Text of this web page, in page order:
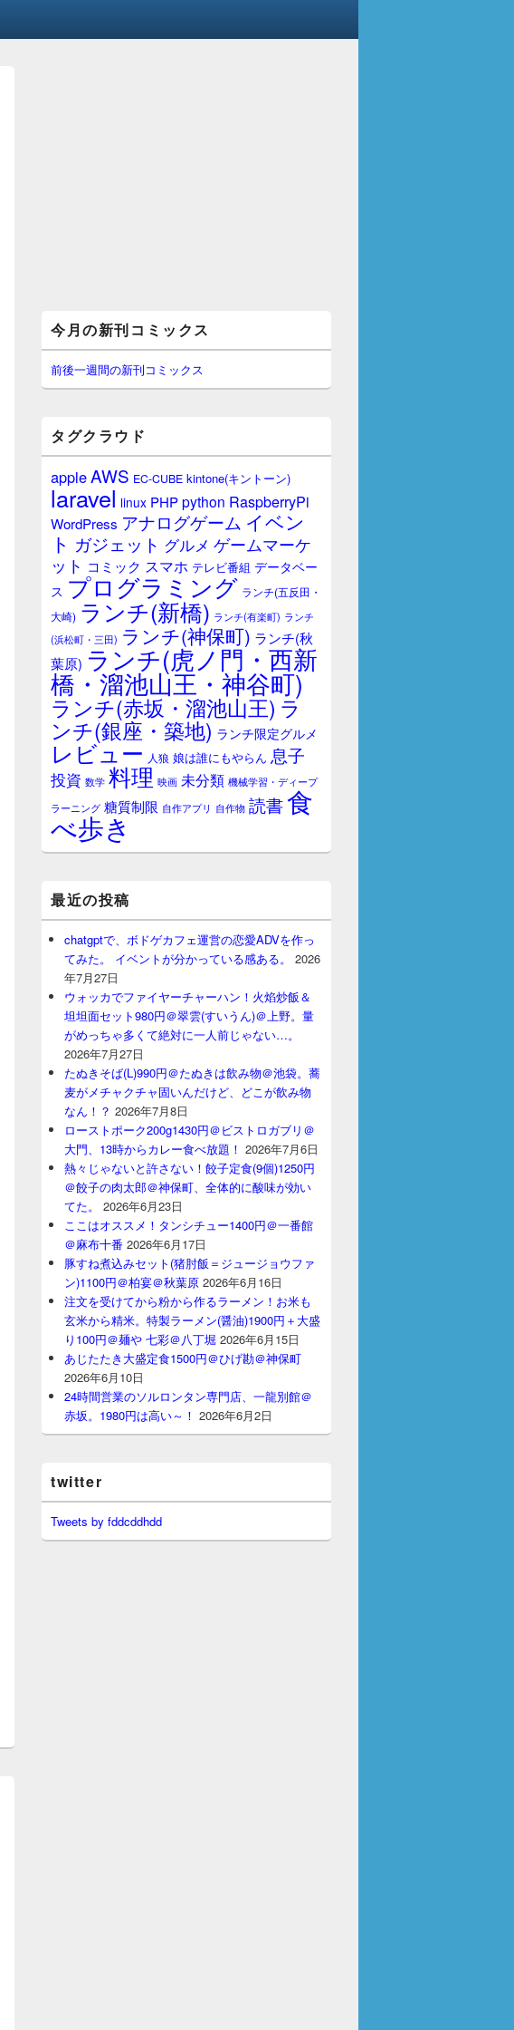
イ
ン
サ
イ
ー
ジ
ッ
ト
今月の新刊コミックス
前後一週間の新刊コミックス
タグクラウド
appleAWS EC-CUBE kintone(キントーン)
laravel linux PHPpython RaspberryPi
WordPress アナログゲーム イベン
ト ガジェット グルメ ゲームマーケ
ット コミック スマホ テレビ番組 データベー
ス プログラミング ランチ(五反田・
大崎) ランチ(新橋) ランチ(有楽町) ランチ
(浜松町・三田) ランチ(神保町) ランチ(秋
葉原) ランチ(虎ノ門・西新
橋・溜池山王・神谷町)
ランチ(赤坂・溜池山王) ラ
ンチ(銀座・築地) ランチ限定グルメ
レビュー 人狼 娘は誰にもやらん 息子
投資 数学 料理 映画 未分類 機械学習・ディープ
ラーニング 糖質制限 自作アプリ 自作物 読書食
べ歩き
最近の投稿
chatgptで、ボドゲカフェ運営の恋愛ADVを作っ
てみた。 イベントが分かっている感ある。
2026
年7月27日
ウォッカでファイヤーチャーハン！火焰炒飯＆
坦坦面セット980円＠翠雲(すいうん)＠上野。量
がめっちゃ多くて絶対に一人前じゃない…。
2026年7月27日
たぬきそば(L)990円＠たぬきは飲み物＠池袋。蕎
麦がメチャクチャ固いんだけど、どこが飲み物
なん！？ 2026年7月8日
ローストポーク200g1430円＠ビストロガブリ＠
大門、13時からカレー食べ放題！ 2026年7月6日
熱々じゃないと許さない！餃子定食(9個)1250円
＠餃子の肉太郎＠神保町、全体的に酸味が効い
てた。
2026年6月23日
ここはオススメ！タンシチュー1400円＠一番館
＠麻布十番 2026年6月17日
豚すね煮込みセット(猪肘飯＝ジュージョウファ
ン)1100円＠柏宴＠秋葉原 2026年6月16日
注文を受けてから粉から作るラーメン！お米も
玄米から精米。特製ラーメン(醤油)1900円＋大盛
り100円＠麺や 七彩＠八丁堀 2026年6月15日
あじたたき大盛定食1500円＠ひげ勘＠神保町
2026年6月10日
24時間営業のソルロンタン専門店、一龍別館＠
赤坂。1980円は高い～！ 2026年6月2日
twitter
Tweets by fddcddhdd